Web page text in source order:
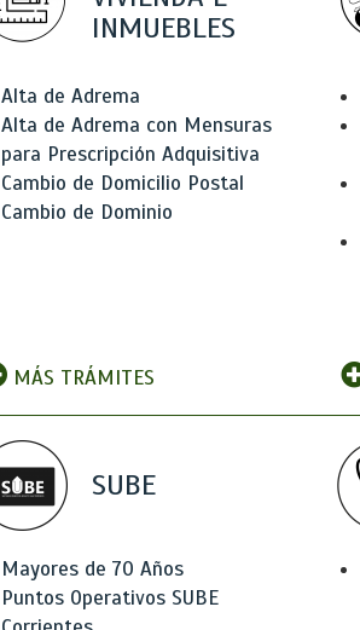
INMUEBLES
Alta de Adrema
Alta de Adrema con Mensuras
para Prescripción Adquisitiva
Cambio de Domicilio Postal
Cambio de Dominio
MÁS TRÁMITES
SUBE
Mayores de 70 Años
Puntos Operativos SUBE